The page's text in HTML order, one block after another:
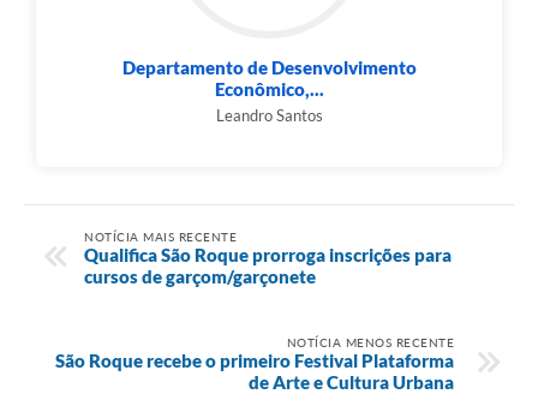
Secretaria de Saúde
FAQ - Perguntas frequentes
Departamento de Desenvolvimento
Econômico,...
Leandro Santos
NOTÍCIA MAIS RECENTE
Qualifica São Roque prorroga inscrições para
cursos de garçom/garçonete
NOTÍCIA MENOS RECENTE
São Roque recebe o primeiro Festival Plataforma
de Arte e Cultura Urbana